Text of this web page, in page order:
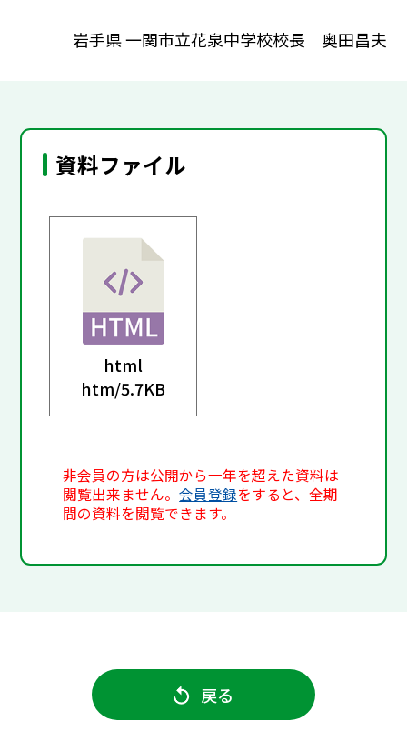
岩手県 一関市立花泉中学校校長 奥田昌夫
資料ファイル
html
htm/5.7KB
非会員の方は公開から一年を超えた資料は
閲覧出来ません。会員登録をすると、全期
間の資料を閲覧できます。
戻る